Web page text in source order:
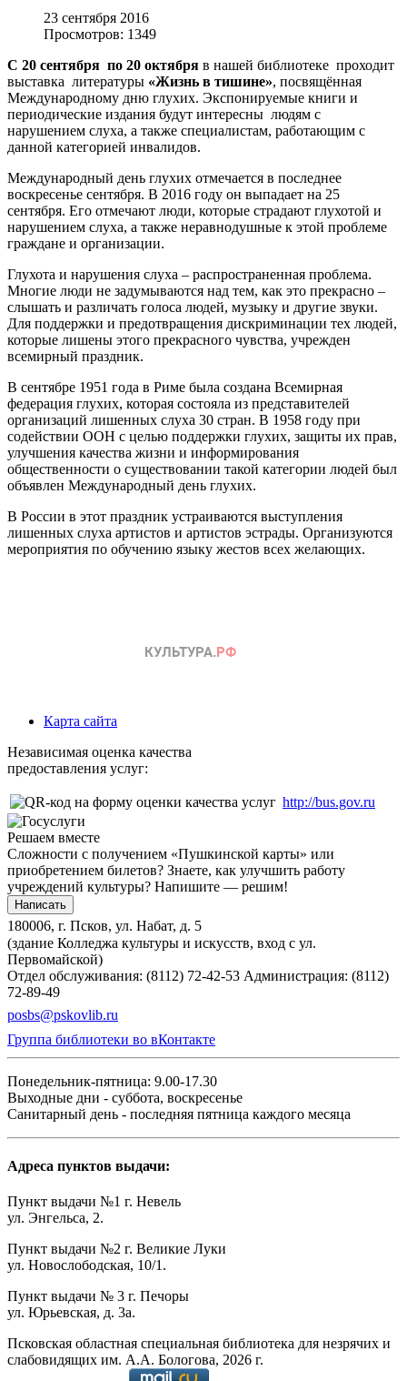
23 сентября 2016
Просмотров: 1349
С 20 сентября по 20 октября в нашей библиотеке проходит
выставка литературы «Жизнь в тишине», посвящённая
Международному дню глухих. Экспонируемые книги и
периодические издания будут интересны людям с
нарушением слуха, а также специалистам, работающим с
данной категорией инвалидов.
Международный день глухих отмечается в последнее
воскресенье сентября. В 2016 году он выпадает на 25
сентября. Его отмечают люди, которые страдают глухотой и
нарушением слуха, а также неравнодушные к этой проблеме
граждане и организации.
Глухота и нарушения слуха – распространенная проблема.
Многие люди не задумываются над тем, как это прекрасно –
слышать и различать голоса людей, музыку и другие звуки.
Для поддержки и предотвращения дискриминации тех людей,
которые лишены этого прекрасного чувства, учрежден
всемирный праздник.
В сентябре 1951 года в Риме была создана Всемирная
федерация глухих, которая состояла из представителей
организаций лишенных слуха 30 стран. В 1958 году при
содействии ООН с целью поддержки глухих, защиты их прав,
улучшения качества жизни и информирования
общественности о существовании такой категории людей был
объявлен Международный день глухих.
В России в этот праздник устраиваются выступления
лишенных слуха артистов и артистов эстрады. Организуются
мероприятия по обучению языку жестов всех желающих.
Карта сайта
Независимая оценка качества
предоставления услуг:
http://bus.gov.ru
Решаем вместе
Сложности с получением «Пушкинской карты» или
приобретением билетов? Знаете, как улучшить работу
учреждений культуры? Напишите — решим!
Написать
180006, г. Псков, ул. Набат, д. 5
(здание Колледжа культуры и искусств, вход с ул.
Первомайской)
Отдел обслуживания: (8112) 72-42-53 Администрация: (8112)
72-89-49
posbs@pskovlib.ru
Группа библиотеки во вКонтакте
Понедельник-пятница: 9.00-17.30
Выходные дни - суббота, воскресенье
Санитарный день - последняя пятница каждого месяца
Адреса пунктов выдачи:
Пункт выдачи №1 г. Невель
ул. Энгельса, 2.
Пункт выдачи №2 г. Великие Луки
ул. Новослободская, 10/1.
Пункт выдачи № 3 г. Печоры
ул. Юрьевская, д. 3а.
Псковская областная специальная библиотека для незрячих и
слабовидящих им. А.А. Бологова, 2026 г.